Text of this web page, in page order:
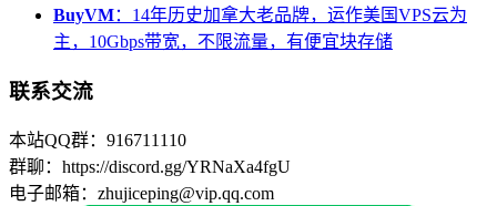
BuyVM：14年历史加拿大老品牌，运作美国VPS云为
主，10Gbps带宽，不限流量，有便宜块存储
联系交流
本站QQ群：916711110
群聊：https://discord.gg/YRNaXa4fgU
电子邮箱：zhujiceping@vip.qq.com